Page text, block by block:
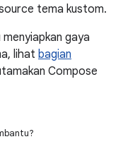
tema kustom.
gaya
lihat bagian
Compose